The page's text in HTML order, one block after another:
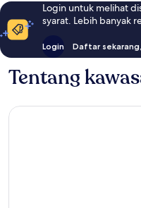
Login untuk melihat
syarat. Lebih banyak
Login Daftar
Tentang